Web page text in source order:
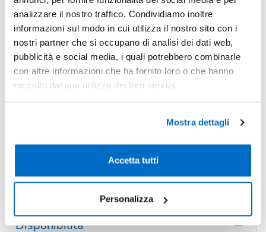
analizzare il nostro traffico. Condividiamo inoltre
informazioni sul modo in cui utilizza il nostro sito con i
nostri partner che si occupano di analisi dei dati web,
pubblicità e social media, i quali potrebbero combinarle
con altre informazioni che ha fornito loro o che hanno
raccolto dal suo utilizzo dei loro servizi.
Mostra dettagli
Accetta tutti
Personalizza
Pezzi 300 -13% € 3,88
Pezzi 500 -17% € 3,72
*Prezzi prodotto per quantità merce neutra e prezzi IVA
Non trovi la quantità in tabella?Calcola il preventivo
€ 1421,40
IVA incl.
Condividi
Disponibilità